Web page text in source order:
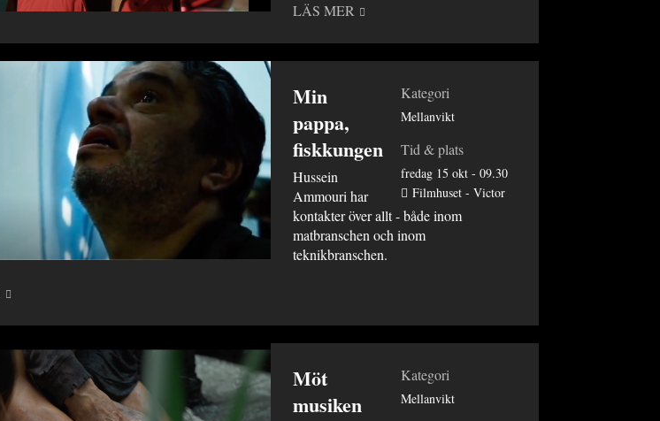
LÄS MER
Kategori
Mellanvikt
Tid & plats
fredag 15 okt - 09.30
Filmhuset - Victor
Min
pappa,
fiskkungen
Hussein
Ammouri har
kontakter över allt - både inom
matbranschen och inom
teknikbranschen.
Kategori
Mellanvikt
Möt
musiken